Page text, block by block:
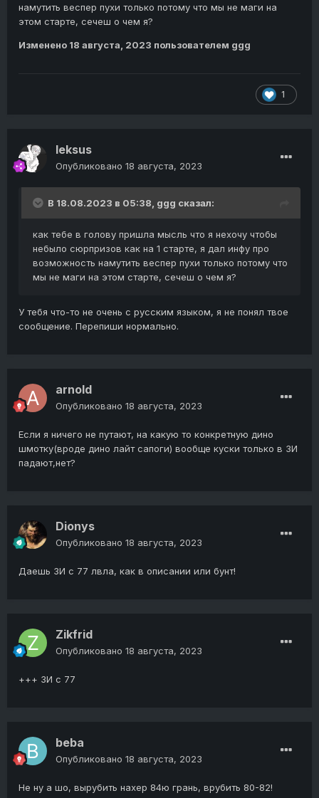
намутить веспер пухи только потому что мы не маги на
этом старте, сечеш о чем я?
Изменено 18 августа, 2023 пользователем ggg
1
leksus
Опубликовано 18 августа, 2023
В 18.08.2023 в 05:38, ggg сказал:
как тебе в голову пришла мысль что я нехочу чтобы
небыло сюрпризов как на 1 старте, я дал инфу про
возможность намутить веспер пухи только потому что
мы не маги на этом старте, сечеш о чем я?
У тебя что-то не очень с русским языком, я не понял твое
сообщение. Перепиши нормально.
arnold
Опубликовано 18 августа, 2023
Если я ничего не путают, на какую то конкретную дино
шмотку(вроде дино лайт сапоги) вообще куски только в ЗИ
падают,нет?
Dionys
Опубликовано 18 августа, 2023
Даешь ЗИ с 77 лвла, как в описании или бунт!
Zikfrid
Опубликовано 18 августа, 2023
+++ ЗИ с 77
beba
Опубликовано 18 августа, 2023
Не ну а шо, вырубить нахер 84ю грань, врубить 80-82!